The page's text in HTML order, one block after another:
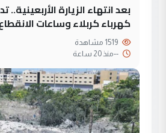
بعد انتهاء الزيارة
كهرباء كربلاء وساعات
--منذ 20 ساعة